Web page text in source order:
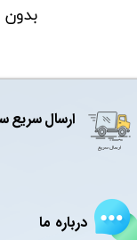
ارسال سریع
درباره ما